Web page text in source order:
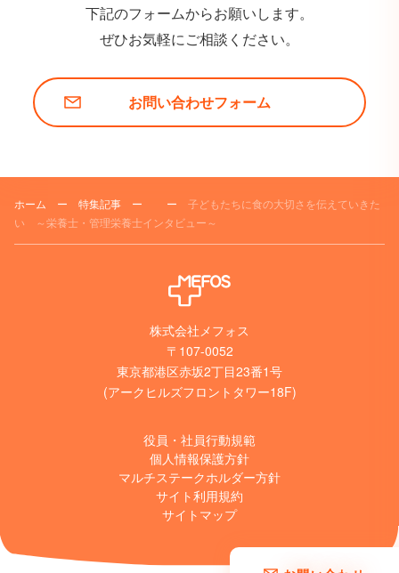
下記のフォームからお願いします。
ぜひお気軽にご相談ください。
お問い合わせフォーム
ホーム ー 特集記事 ー ー 子どもたちに食の大切さを伝えていきた
い ～栄養士・管理栄養士インタビュー～
株式会社メフォス
〒107-0052
東京都港区赤坂2丁目23番1号
(アークヒルズフロントタワー18F)
役員・社員行動規範
個人情報保護方針
マルチステークホルダー方針
サイト利用規約
サイトマップ